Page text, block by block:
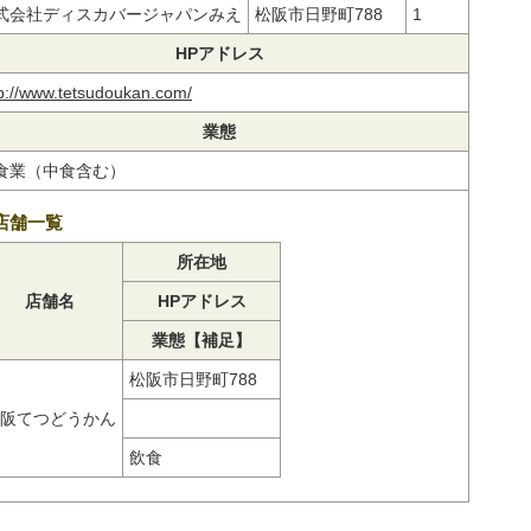
会社ディスカバージャパンみえ 松阪市日野町788 1
HPアドレス
www.tetsudoukan.com/
業態
業（中食含む）
舗一覧
店舗名
所在地
HPアドレス
業態【補足】
てつどうかん
松阪市日野町788
飲食